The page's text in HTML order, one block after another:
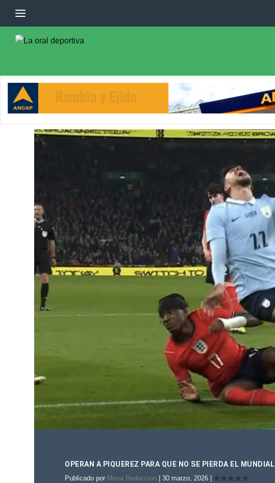
OPERAN A PIQUEREZ PARA QUE NO SE PIERDA EL MUNDIAL
Publicado por Mesa Redaccion |30 marzo, 2026